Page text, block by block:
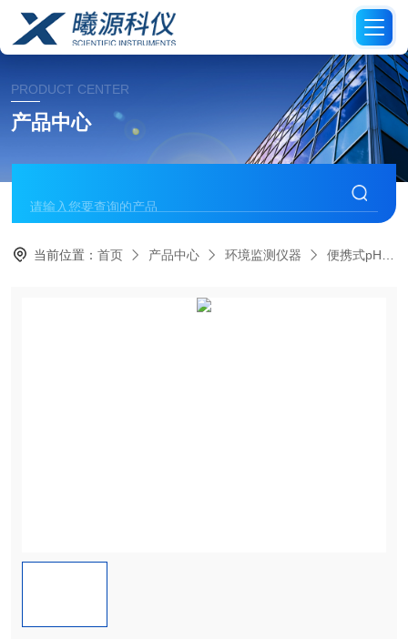
PRODUCT CENTER
产品中心
当前位置：首页 产品中心 环境监测仪器 便携式pH计